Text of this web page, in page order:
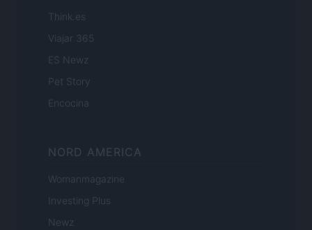
Think.es
Viajar 365
ES Newz
Pet Story
Encocina
NORD AMERICA
Womanmagazine
Investing Plus
Newz